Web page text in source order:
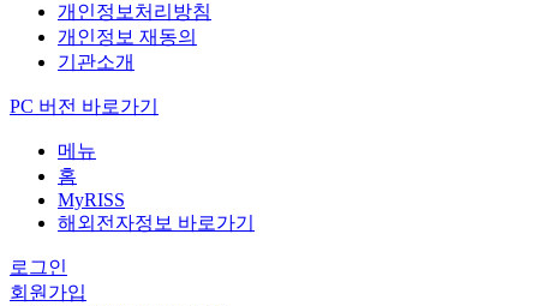
개인정보처리방침
개인정보 재동의
기관소개
PC 버전 바로가기
메뉴
홈
MyRISS
해외전자정보 바로가기
로그인
회원가입